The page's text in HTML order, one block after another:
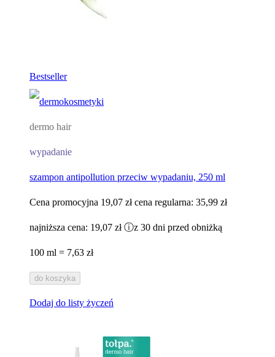
Bestseller
dermo hair
wypadanie
szampon antipollution przeciw wypadaniu, 250 ml
Cena promocyjna 19,07 zł cena regularna: 35,99 zł
najniższa cena: 19,07 zł ⓘz 30 dni przed obniżką
100 ml = 7,63 zł
do koszyka
Dodaj do listy życzeń